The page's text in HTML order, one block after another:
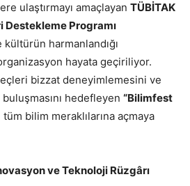
ulaştırmayı amaçlayan TÜBİTAK
Destekleme Programı
harmanlandığı
hayata geçiriliyor.
bizzat deneyimlemesini ve
hedefleyen “Bilimfest
tüm bilim meraklılarına açmaya
ve Teknoloji Rüzgârı